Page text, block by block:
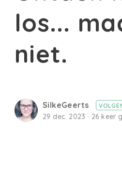
los...
niet.
SilkeGeerts
29 dec. 2023 · 26 keer